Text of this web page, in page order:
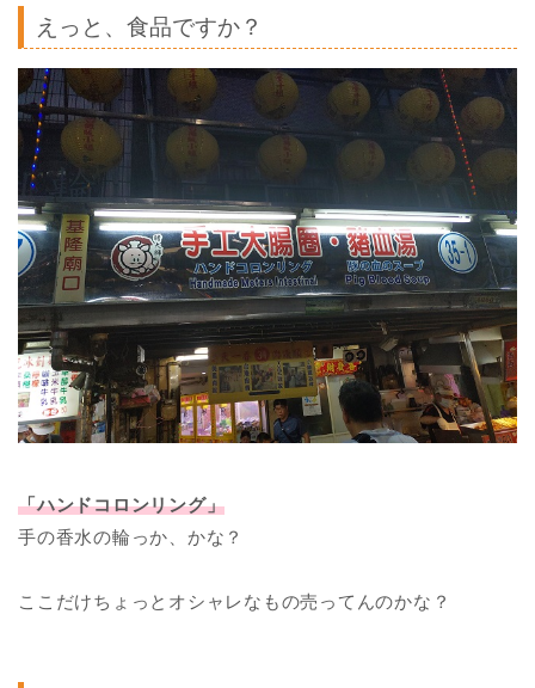
えっと、食品ですか？
「ハンドコロンリング」
手の香水の輪っか、かな？
ここだけちょっとオシャレなもの売ってんのかな？